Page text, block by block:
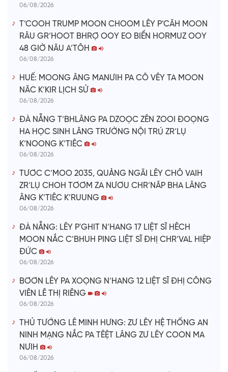
06/08/2026
T’COOH TRUMP MOON CHOOM LÊY P’CĂH MOON
RÂU GR’HOOT BHRỢ OOY EO BIỂN HORMUZ OOY
48 GIỜ NÂU A’TÔH
06/08/2026
HUẾ: MOONG ÂNG MANƯIH PA CÔ VÊY TA MOON
NĂC K’KIR LỊCH SỬ
06/08/2026
ĐÀ NẴNG T’BHLÂNG PA DZOỌC ZÊN ZOOI ĐOỌNG
HA HỌC SINH LÂNG TRƯỜNG NỘI TRÚ ZR’LỤ
K’NOONG K’TIÊC
06/08/2026
TƯƠC C’MOO 2035, QUẢNG NGÃI LÊY CHÔ VAIH
ZR’LỤ CHOH TƠƠM ZA NƯƠU CHR’NĂP BHA LÂNG
ÂNG K’TIÊC K’RUUNG
06/08/2026
ĐÀ NẴNG: LÊY P'GHIT N’HANG 17 LIỆT SĨ HÊCH
MOON NẮC C’BHUH PING LIỆT SĨ ĐHỊ CHR’VAL HIỆP
ĐỨC
06/08/2026
BƠƠN LÊY PA XOỌNG N’HANG 12 LIỆT SĨ ĐHỊ CÔNG
VIÊN LÊ THỊ RIÊNG
06/08/2026
THỦ TƯỚNG LÊ MINH HƯNG: ZƯ LÊY HỆ THỐNG AN
NINH MẠNG NẮC PA TÊỆT LÂNG ZƯ LÊY COON MA
NƯIH
06/08/2026